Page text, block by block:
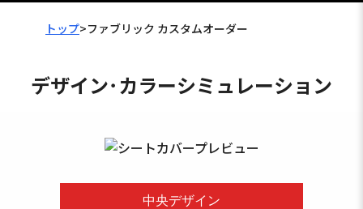
トップ>ファブリック カスタムオーダー
デザイン･カラーシミュレーション
中央デザイン